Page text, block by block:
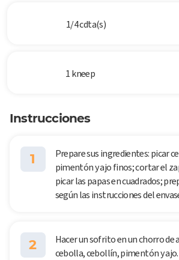
1/4 cdta(s)
1 kneep
Instrucciones
1
Prepare sus ingredientes: picar
pimentón y ajo finos; cortar el
picar las papas en cuadrados;
según las instrucciones del
2
Hacer un sofrito en un chorro de
cebolla, cebollín, pimentón y ajo.